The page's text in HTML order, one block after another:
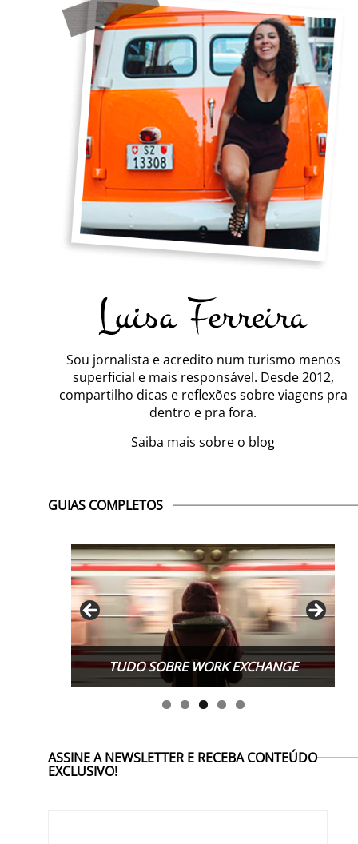
Sou jornalista e acredito num turismo menos
superficial e mais responsável. Desde 2012,
compartilho dicas e reflexões sobre viagens pra
dentro e pra fora.
Saiba mais sobre o blog
GUIAS COMPLETOS
TUDO SOBRE WORK EXCHANGE
ASSINE A NEWSLETTER E RECEBA CONTEÚDO
EXCLUSIVO!